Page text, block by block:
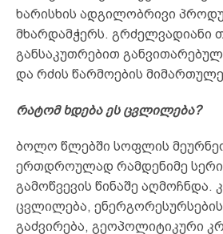
ხარისხის ადგილობრივი
მხარდამჭერს. გრძელვადიანი
განსაკუთრებით
და რძის წარმოების
რატომ ხდება ეს ცვლილება?
ბოლო წლებში სოფლის
ერთდროულად რამდენიმე
გამოწვევის წინაშე აღმოჩნდა.
ცვლილება,
გაძვირება, გეოპოლიტიკური